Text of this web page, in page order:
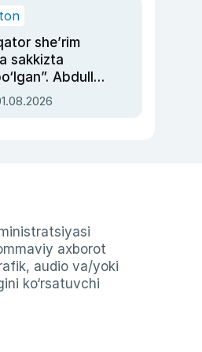
she’rim
sakkizta
Abdulla
asrab
axborot
audio va/yoki
ko‘rsatuvchi